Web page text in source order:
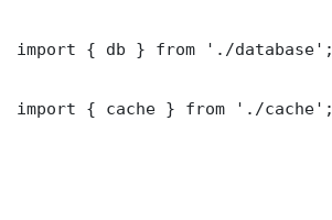
import { db } from './database';
import { cache } from './cache';